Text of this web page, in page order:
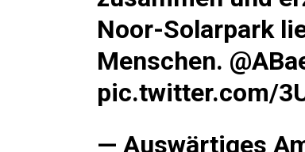
Noor-Solarpark
Menschen.
pic.twitter.com/
— Auswärtiges